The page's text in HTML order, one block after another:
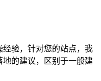
验，针对您的站点，我
的建议，区别于一般建